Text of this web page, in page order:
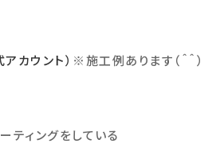
カウント） ※施工例あります（＾＾）
ティングをしている